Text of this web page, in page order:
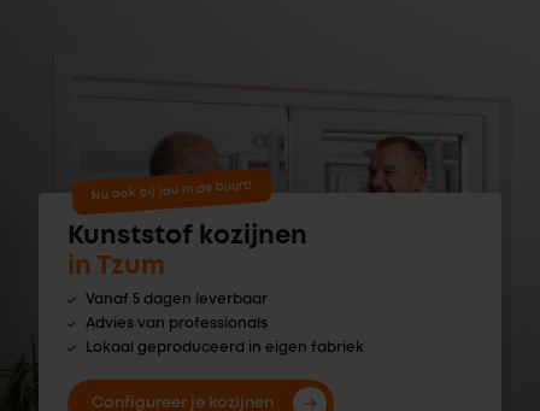
Nu ook bij jou in de buurt!
Kunststof kozijnen
in Tzum
Vanaf 5 dagen leverbaar
Advies van professionals
Lokaal geproduceerd in eigen fabriek
Configureer je kozijnen